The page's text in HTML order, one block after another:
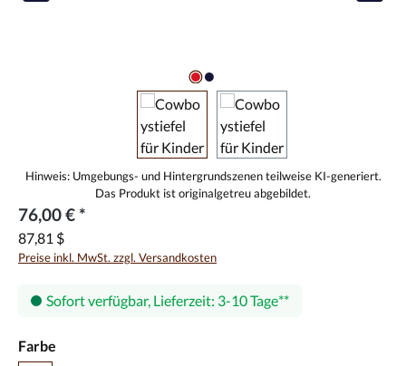
76,00 € *
87,81 $
Preise inkl. MwSt. zzgl. Versandkosten
Sofort verfügbar, Lieferzeit: 3-10 Tage
Farbe